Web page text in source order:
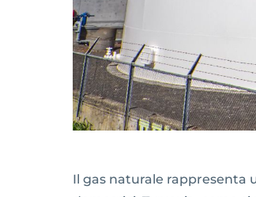
Il gas naturale rappresenta